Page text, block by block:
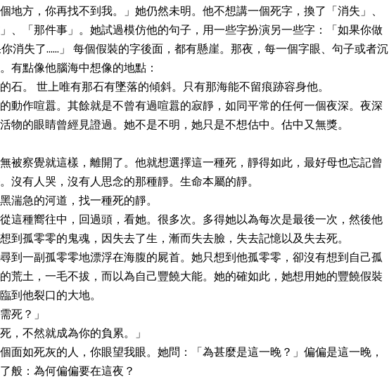
地方，你再找不到我。」她仍然未明。他不想講一個死字，換了「消失」、
」、「那件事」。她試過模仿他的句子，用一些字扮演另一些字：「如果你做
你消失了......」 每個假裝的字後面，都有懸崖。那夜，每一個字眼、句子或者沉
有點像他腦海中想像的地點：
石。 世上唯有那石有墜落的傾斜。只有那海能不留痕跡容身他。
動作喧囂。其餘就是不曾有過喧囂的寂靜，如同平常的任何一個夜深。夜深
物的眼睛曾經見證過。她不是不明，她只是不想估中。估中又無獎。
被察覺就這樣，離開了。他就想選擇這一種死，靜得如此，最好母也忘記曾
沒有人哭，沒有人思念的那種靜。生命本屬的靜。
湍急的河道，找一種死的靜。
這種嚮往中，回過頭，看她。很多次。多得她以為每次是最後一次，然後他
到孤零零的鬼魂，因失去了生，漸而失去臉，失去記憶以及失去死。
到一副孤零零地漂浮在海腹的屍首。她只想到他孤零零，卻沒有想到自己孤
荒土，一毛不拔，而以為自己豐饒大能。她的確如此，她想用她的豐饒假裝
到他裂口的大地。
死？」
，不然就成為你的負累。」
面如死灰的人，你眼望我眼。她問：「為甚麼是這一晚？」偏偏是這一晚，
般：為何偏偏要在這夜？